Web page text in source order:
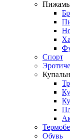
Пижамы
Спорт
Обувь